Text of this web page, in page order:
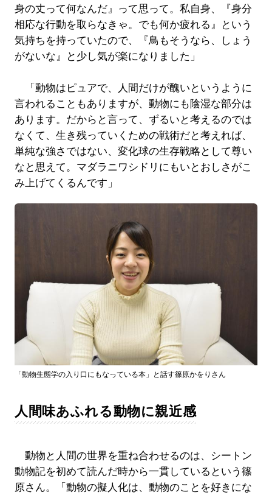
身の丈って何なんだ』って思って。私自身、『身分
相応な行動を取らなきゃ。でも何か疲れる』という
気持ちを持っていたので、『鳥もそうなら、しょう
がないな』と少し気が楽になりました」
「動物はピュアで、人間だけが醜いというように
言われることもありますが、動物にも陰湿な部分は
あります。だからと言って、ずるいと考えるのでは
なくて、生き残っていくための戦術だと考えれば、
単純な強さではない、変化球の生存戦略として尊い
なと思えて。マダラニワシドリにもいとおしさがこ
み上げてくるんです」
「動物生態学の入り口にもなっている本」と話す篠原かをりさん
人間味あふれる動物に親近感
動物と人間の世界を重ね合わせるのは、シートン
動物記を初めて読んだ時から一貫しているという篠
原さん。「動物の擬人化は、動物のことを好きにな